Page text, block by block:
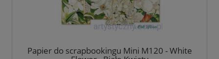
Papier do scrapbookingu Mini M120 - White